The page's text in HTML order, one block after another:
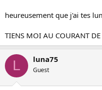
heureusement que j'ai tes
TIENS MOI AU COURANT DE
L luna75
Guest